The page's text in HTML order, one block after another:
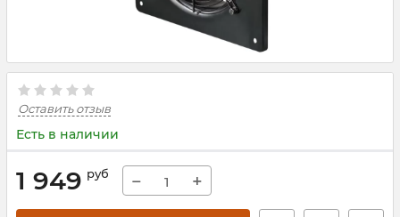
Оставить отзыв
Есть в наличии
1 949 руб − +